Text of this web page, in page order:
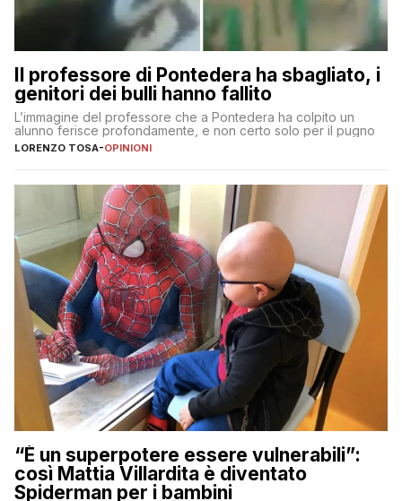
Il professore di Pontedera ha sbagliato, i
genitori dei bulli hanno fallito
L’immagine del professore che a Pontedera ha colpito un
alunno ferisce profondamente, e non certo solo per il pugno
LORENZO TOSA-OPINIONI
“È un superpotere essere vulnerabili”:
così Mattia Villardita è diventato
Spiderman per i bambini